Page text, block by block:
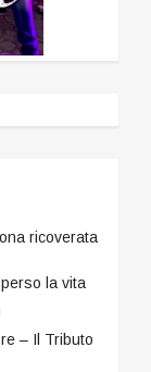
ricoverata
la vita
– Il Tributo